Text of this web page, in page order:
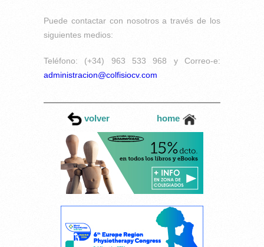
Puede contactar con nosotros a través de los
siguientes medios:
Teléfono: (+34) 963 533 968 y Correo-e:
administracion@colfisiocv.com
volver home